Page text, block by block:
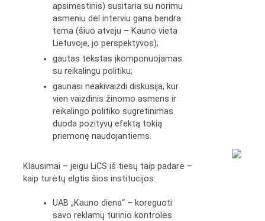
apsimestinis) susitaria su norimu
asmeniu dėl interviu gana bendra
tema (šiuo atveju – Kauno vieta
Lietuvoje, jo perspektyvos);
gautas tekstas įkomponuojamas
su reikalingu politiku;
gaunasi neakivaizdi diskusija, kur
vien vaizdinis žinomo asmens ir
reikalingo politiko sugretinimas
duoda pozityvų efektą tokią
priemonę naudojantiems.
Klausimai – jeigu LiCS iš tiesų taip padarė –
kaip turėtų elgtis šios institucijos:
UAB „Kauno diena“ – koreguoti
savo reklamų turinio kontrolės